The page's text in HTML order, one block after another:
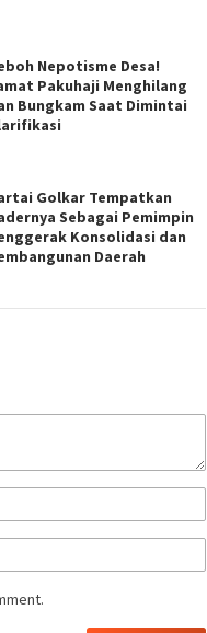
Nepotisme Desa!
Pakuhaji Menghilang
Bungkam Saat Dimintai
Golkar Tempatkan
Sebagai Pemimpin
Konsolidasi dan
Daerah